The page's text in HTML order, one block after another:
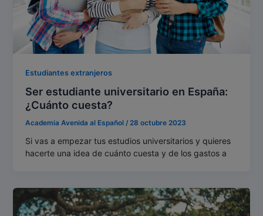
Estudiantes extranjeros
Ser estudiante universitario en España:
¿Cuánto cuesta?
Academia Avenida al Español / 28 octubre 2023
Si vas a empezar tus estudios universitarios y quieres
hacerte una idea de cuánto cuesta y de los gastos a